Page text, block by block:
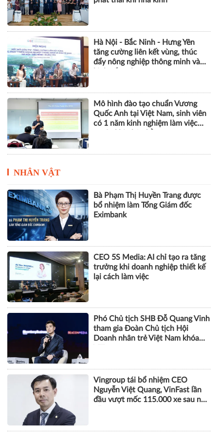
môi trường số
Khởi động dự án SMS-MP, góp
phần bảo vệ tầng ozone và giảm
phát thải khí nhà kính
Hà Nội - Bắc Ninh - Hưng Yên
tăng cường liên kết vùng, thúc
đẩy nông nghiệp thông minh và
có 1 năm kinh nghiệm làm việc
trước khi nhận bằng
NHÂN VẬT
Bà Phạm Thị Huyền Trang được
bổ nhiệm làm Tổng Giám đốc
Eximbank
CEO 5S Media: AI chỉ tạo ra tăng
trưởng khi doanh nghiệp thiết kế
lại cách làm việc
Phó Chủ tịch SHB Đỗ Quang Vinh
tham gia Đoàn Chủ tịch Hội
Doanh nhân trẻ Việt Nam khóa